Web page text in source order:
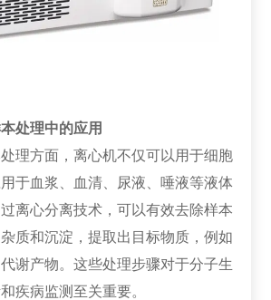
处理中的应用
方面，离心机不仅可以用于细胞
于血浆、血清、尿液、唾液等液体
离心分离技术，可以有效去除样本
质和沉淀，提取出目标物质，例如
谢产物。这些处理步骤对于分子生
疾病监测至关重要。